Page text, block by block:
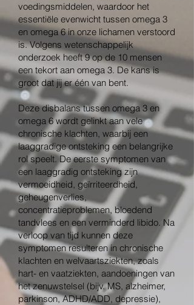
voedingsmiddelen, waardoor het
essentiële evenwicht tussen omega 3
en omega 6 in onze lichamen verstoord
is. Volgens wetenschappelijk
onderzoek heeft 9 op de 10 mensen
een tekort aan omega 3. De kans is
groot dat jij er één van bent.
Deze disbalans tussen omega 3 en
omega 6 wordt gelinkt aan vele
chronische klachten, waarbij een
laaggradige ontsteking een belangrijke
rol speelt. De eerste symptomen van
een laaggradig ontsteking zijn
vermoeidheid, geïrriteerdheid,
geheugenverlies,
concentratieproblemen, bloedend
tandvlees en een verminderd libido. Na
verloop van tijd kunnen deze
symptomen resulteren in chronische
klachten en welvaartsziekten, zoals
hart- en vaatziekten, aandoeningen van
het zenuwstelsel (bijv. MS, alzheimer,
parkinson, ADHD/ADD, depressie),